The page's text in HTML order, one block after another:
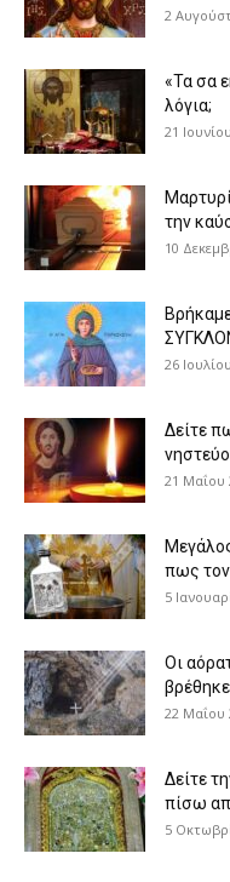
2
«Τα σα
λόγια;
21
την
10
26
Δείτε
21 Μαΐου
πως τον
5
Οι
βρέθηκε
22 Μαΐου
Δείτε
πίσω
5